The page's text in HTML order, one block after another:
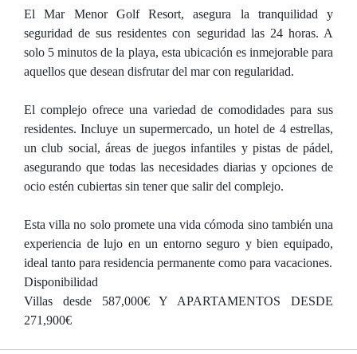
El Mar Menor Golf Resort, asegura la tranquilidad y
seguridad de sus residentes con seguridad las 24 horas. A
solo 5 minutos de la playa, esta ubicación es inmejorable para
aquellos que desean disfrutar del mar con regularidad.
El complejo ofrece una variedad de comodidades para sus
residentes. Incluye un supermercado, un hotel de 4 estrellas,
un club social, áreas de juegos infantiles y pistas de pádel,
asegurando que todas las necesidades diarias y opciones de
ocio estén cubiertas sin tener que salir del complejo.
Esta villa no solo promete una vida cómoda sino también una
experiencia de lujo en un entorno seguro y bien equipado,
ideal tanto para residencia permanente como para vacaciones.
Disponibilidad
Villas desde 587,000€ Y APARTAMENTOS DESDE
271,900€